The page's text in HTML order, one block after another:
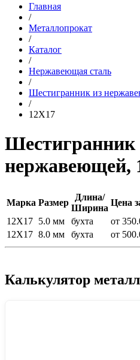
Главная
/
Металлопрокат
/
Каталог
/
Нержавеющая сталь
/
Шестигранник из
/
12Х17
Шестигранник
нержавеющей,
Марка Размер
Длина/
Ширина
Цена
12Х17 5.0 мм бухта
от
12Х17 8.0 мм бухта от
Калькулятор